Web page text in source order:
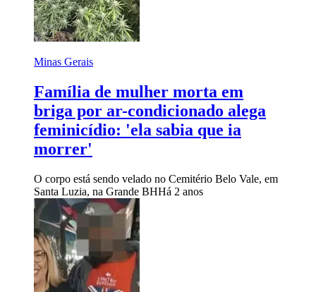
Minas Gerais
Família de mulher morta em
briga por ar-condicionado alega
feminicídio: 'ela sabia que ia
morrer'
O corpo está sendo velado no Cemitério Belo Vale, em
Santa Luzia, na Grande BHHá 2 anos